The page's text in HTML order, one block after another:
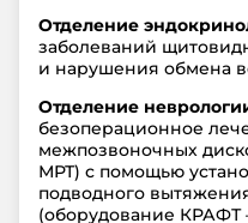
Отделение
заболеваний
и нарушения обмена
Отделение
безоперационное
межпозвоночных
МРТ) с помощью
подводного
(оборудование КРАФТ